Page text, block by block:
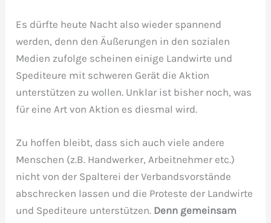
Es dürfte heute Nacht also wieder spannend
werden, denn den Äußerungen in den sozialen
Medien zufolge scheinen einige Landwirte und
Spediteure mit schweren Gerät die Aktion
unterstützen zu wollen. Unklar ist bisher noch, was
für eine Art von Aktion es diesmal wird.
Zu hoffen bleibt, dass sich auch viele andere
Menschen (z.B. Handwerker, Arbeitnehmer etc.)
nicht von der Spalterei der Verbandsvorstände
abschrecken lassen und die Proteste der Landwirte
und Spediteure unterstützen. Denn gemeinsam